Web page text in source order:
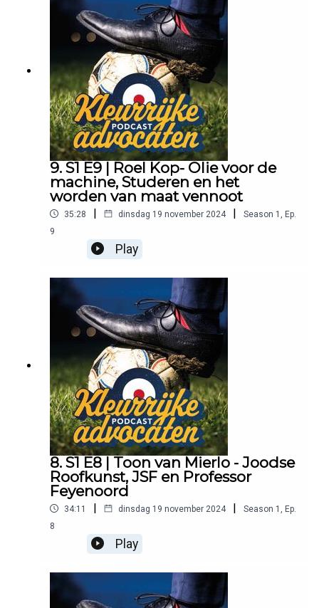
9. S1 E9 | Roel Kop- Olie voor de
machine, Studeren en het
worden van maat vennoot
35:28 | dinsdag 19 november 2024 | Season 1
Ep.
9
Play
8. S1 E8 | Toon van Mierlo - Joodse
Roofkunst, JSF en Professor
Feyenoord
34:11 | dinsdag 19 november 2024 | Season 1
Ep.
8
Play